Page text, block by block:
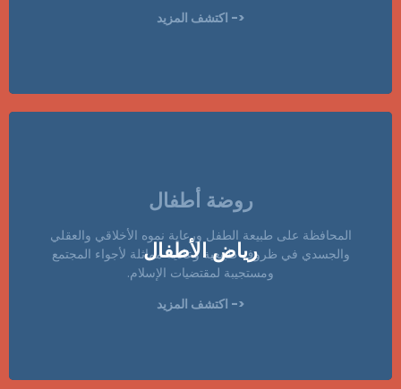
<- اكتشف المزيد
رياض الأطفال
روضة أطفال
المحافظة على طبيعة الطفل ورعاية نموه الأخلاقي والعقلي
والجسدي في ظروف طبيعية وعادية مماثلة لأجواء المجتمع
ومستجيبة لمقتضيات الإسلام.
<- اكتشف المزيد